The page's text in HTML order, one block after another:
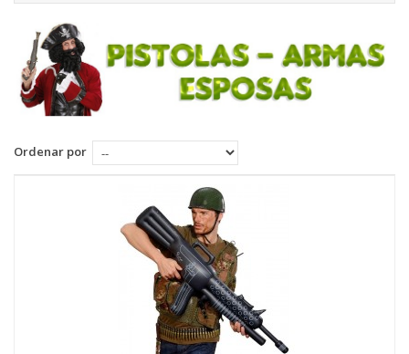
+
COMPLEMENTOS
MAQUILLAJE FIESTA
PARTY, BROMAS
Ordenar por